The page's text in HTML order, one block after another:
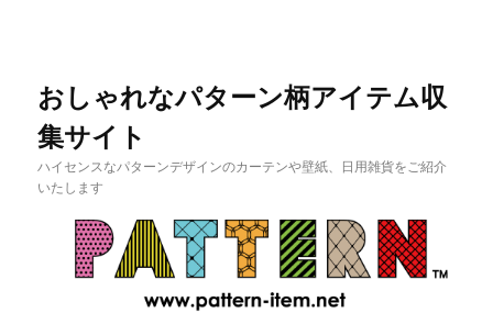
おしゃれなパターン柄アイテム収
集サイト
ハイセンスなパターンデザインのカーテンや壁紙、日用雑貨をご紹介
いたします